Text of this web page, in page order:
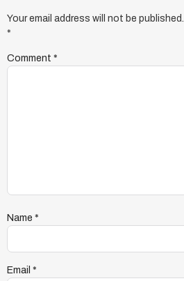
Your email address will not be published.
*
Comment *
Name *
Email *